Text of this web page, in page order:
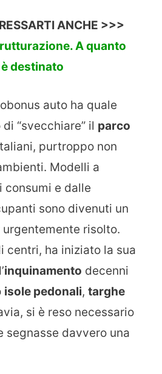
ANCHE >>>
A quanto
destinato
auto ha quale
“svecchiare” il parco
purtroppo non
Modelli a
consumi e dalle
sono divenuti un
risolto.
centri, ha iniziato la sua
inquinamento decenni
isole pedonali, targhe
si è reso necessario
segnasse davvero una